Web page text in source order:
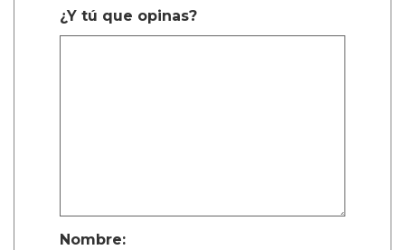
¿Y tú que opinas?
Nombre: